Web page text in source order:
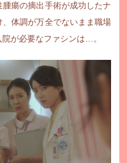
瘍の摘出手術が成功したナ
体調が万全でないまま職場
が必要なファシンは…。